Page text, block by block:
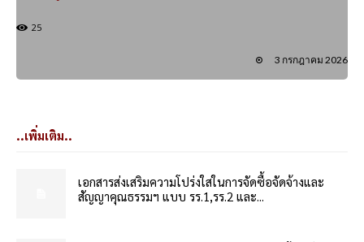
25
3 กรกฎาคม 2026
..เพิ่มเติม..
เอกสารส่งเสริมความโปร่งใสในการจัดซื้อจัดจ้างและ
สัญญาคุณธรรมฯ แบบ รร.1,รร.2 และ...